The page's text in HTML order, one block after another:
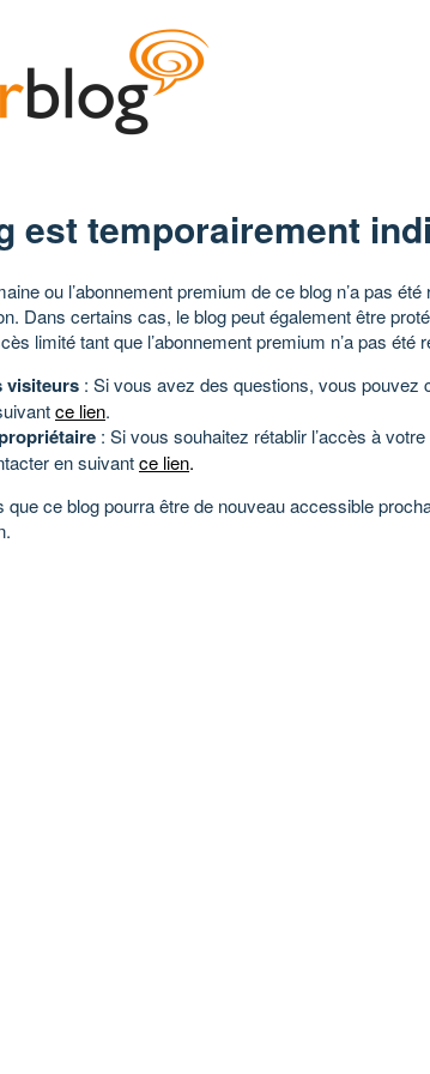
est temporairement
ou l’abonnement premium de ce blog n’a pas
Dans certains cas, le blog peut également être
limité tant que l’abonnement premium n’a pas été
visiteurs : Si vous avez des questions, vous pouvez
ce lien.
: Si vous souhaitez rétablir l’accès à
en suivantce lien.
que ce blog pourra être de nouveau accessible